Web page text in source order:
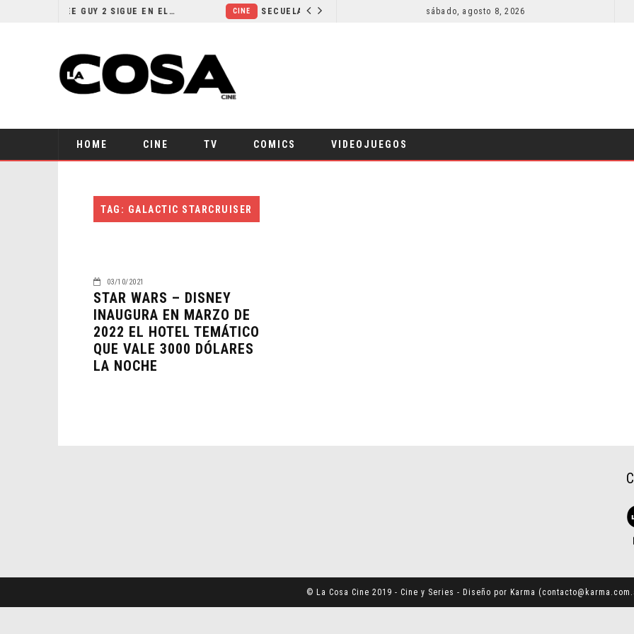
¿POR QUÉ FREE GUY 2 SIGUE EN EL LIMBO? CINE
sábado, agosto 8, 2026
HOME CINE TV COMICS VIDEOJUEGOS
TAG: GALACTIC STARCRUISER
03/10/2021
STAR WARS – DISNEY
INAUGURA EN MARZO DE
2022 EL HOTEL TEMÁTICO
QUE VALE 3000 DÓLARES
LA NOCHE
© La Cosa Cine 2019 - Cine y Series - Diseño por Karma (